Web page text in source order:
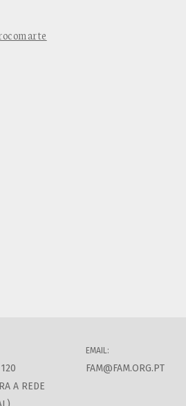
A REDE
EMAIL:
FAM@FAM.ORG.PT